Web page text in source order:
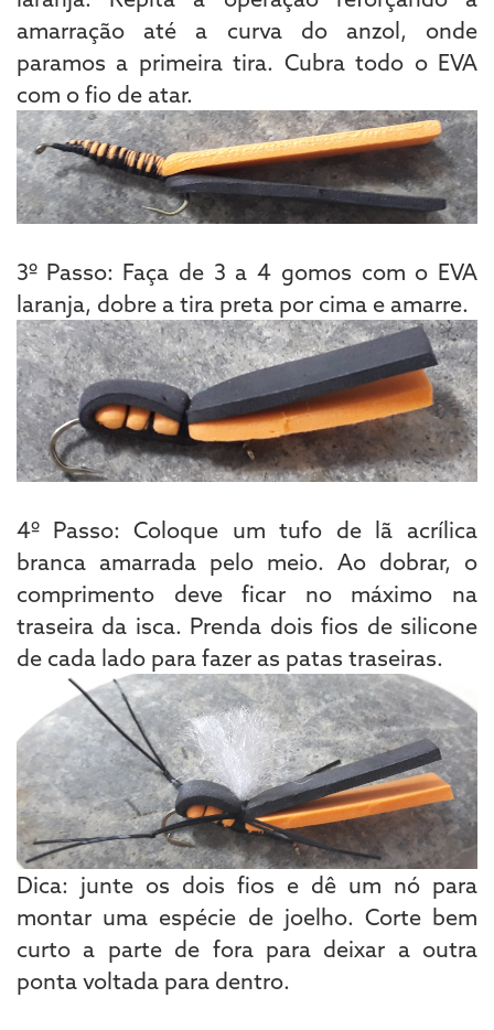
amarração até a curva do anzol, onde
paramos a primeira tira. Cubra todo o EVA
com o fio de atar.
3º Passo: Faça de 3 a 4 gomos com o EVA
laranja, dobre a tira preta por cima e amarre.
4º Passo: Coloque um tufo de lã acrílica
branca amarrada pelo meio. Ao dobrar, o
comprimento deve ficar no máximo na
traseira da isca. Prenda dois fios de silicone
de cada lado para fazer as patas traseiras.
Dica: junte os dois fios e dê um nó para
montar uma espécie de joelho. Corte bem
curto a parte de fora para deixar a outra
ponta voltada para dentro.